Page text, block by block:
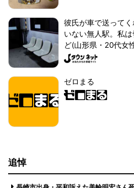
彼氏が車で送って
いない無人駅。私
ど(山形県・20代女
ゼロまる
追悼